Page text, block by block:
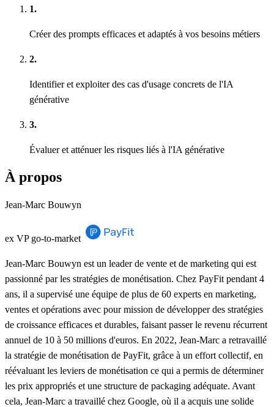
1.
Créer des prompts efficaces et adaptés à vos besoins métiers
2.
Identifier et exploiter des cas d'usage concrets de l'IA
générative
3.
Évaluer et atténuer les risques liés à l'IA générative
À propos
Jean-Marc Bouwyn
ex VP go-to-market
Jean-Marc Bouwyn est un leader de vente et de marketing qui est
passionné par les stratégies de monétisation. Chez PayFit pendant 4
ans, il a supervisé une équipe de plus de 60 experts en marketing,
ventes et opérations avec pour mission de développer des stratégies
de croissance efficaces et durables, faisant passer le revenu récurrent
annuel de 10 à 50 millions d'euros. En 2022, Jean-Marc a retravaillé
la stratégie de monétisation de PayFit, grâce à un effort collectif, en
réévaluant les leviers de monétisation ce qui a permis de déterminer
les prix appropriés et une structure de packaging adéquate. Avant
cela, Jean-Marc a travaillé chez Google, où il a acquis une solide